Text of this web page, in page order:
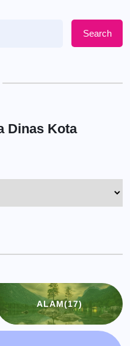
Search
Dinas Kota
ALAM(17)